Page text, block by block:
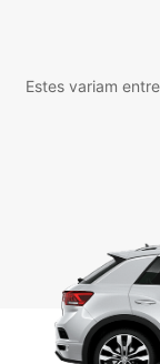
Estes variam